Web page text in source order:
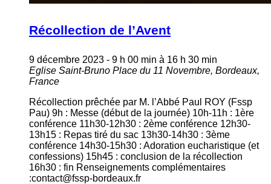
Récollection de l’Avent
9 décembre 2023 - 9 h 00 min à 16 h 30 min
Eglise Saint-Bruno Place du 11 Novembre, Bordeaux,
France
Récollection prêchée par M. l’Abbé Paul ROY (Fssp
Pau) 9h : Messe (début de la journée) 10h-11h : 1ère
conférence 11h30-12h30 : 2ème conférence 12h30-
13h15 : Repas tiré du sac 13h30-14h30 : 3ème
conférence 14h30-15h30 : Adoration eucharistique (et
confessions) 15h45 : conclusion de la récollection
16h30 : fin Renseignements complémentaires
:contact@fssp-bordeaux.fr